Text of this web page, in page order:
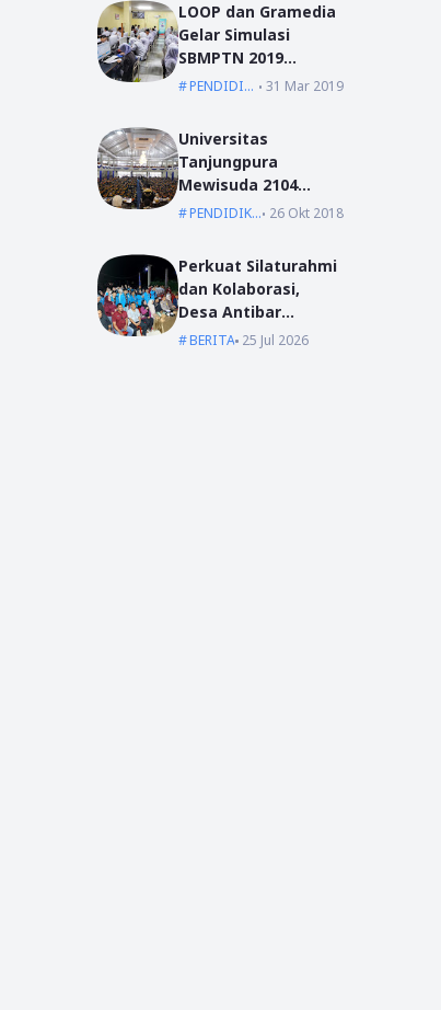
LOOP dan Gramedia
Gelar Simulasi
SBMPTN 2019
Serentak Se-
PENDIDIKAN31 Mar 2019
Universitas
Tanjungpura
Mewisuda 2104
Lulusan pada
PENDIDIKAN26 Okt 2018
Perkuat Silaturahmi
dan Kolaborasi,
Desa Antibar
Sambut Mahasiswa
BERITA 25 Jul 2026